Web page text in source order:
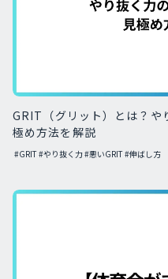
GRIT（グリット）とは？や
極め方法を解説
#GRIT#やり抜く力#悪いGRIT#伸ばし方